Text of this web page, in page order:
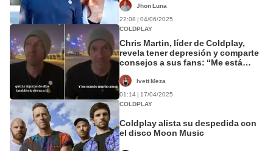
Jhon Luna
22:08 | 04/06/2025
COLDPLAY
Chris Martin, líder de Coldplay,
revela tener depresión y comparte
consejos a sus fans: “Me está
Ivett Meza
01:14 | 17/04/2025
COLDPLAY
Coldplay alista su despedida con
el disco Moon Music